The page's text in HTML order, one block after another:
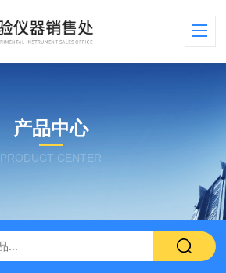
产品中心
PRODUCT CENTER